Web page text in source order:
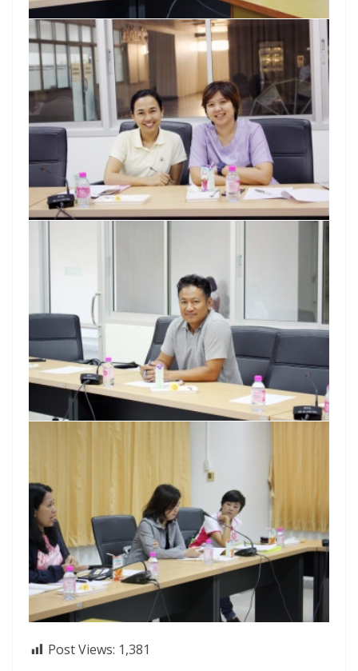
Post Views: 1,381